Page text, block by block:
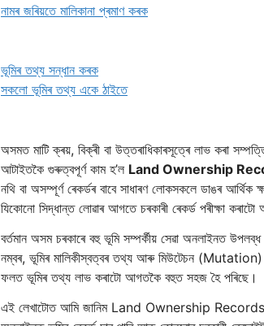
নামৰ জৰিয়তে মালিকানা প্ৰমাণ কৰক
ভূমিৰ তথ্য সন্ধান কৰক
সকলো ভূমিৰ তথ্য একে ঠাইতে
অসমত মাটি ক্ৰয়, বিক্ৰী বা উত্তৰাধিকাৰসূত্ৰে লাভ কৰা
আটাইতকৈ গুৰুত্বপূৰ্ণ কাম হ’ল Land Ownership
নথি বা অসম্পূৰ্ণ ৰেকৰ্ডৰ বাবে সাধাৰণ লোকসকলে ডাঙৰ আৰ্থিক
যিকোনো সিদ্ধান্ত লোৱাৰ আগতে চৰকাৰী ৰেকৰ্ড পৰীক্ষা
বৰ্তমান অসম চৰকাৰে বহু ভূমি সম্পৰ্কীয় সেৱা অনলাইনত
নম্বৰ, ভূমিৰ মালিকীস্বত্বৰ তথ্য আৰু মিউটেচন (Mutation)
ফলত ভূমিৰ তথ্য লাভ কৰাটো আগতকৈ বহুত সহজ হৈ পৰিছে।
এই লেখাটোত আমি জানিম Land Ownership Records